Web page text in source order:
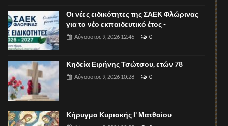
Οι νέες ειδικότητες της ΣΑΕΚ Φλώρινας
για το νέο εκπαιδευτικό έτος -
Αύγουστος 9, 2026 12:46 0
Κηδεία Ειρήνης Τσώτσου, ετών 78
Αύγουστος 9, 2026 10:28 0
Κήρυγμα Κυριακής Ι' Ματθαίου